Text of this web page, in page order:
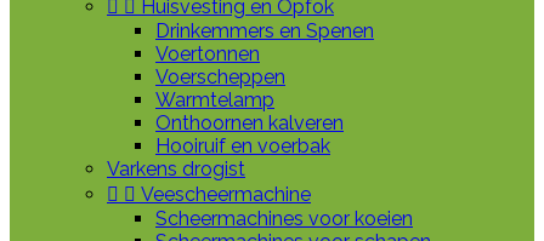
  Huisvesting en Opfok
Drinkemmers en Spenen
Voertonnen
Voerscheppen
Warmtelamp
Onthoornen kalveren
Hooiruif en voerbak
Varkens drogist
  Veescheermachine
Scheermachines voor koeien